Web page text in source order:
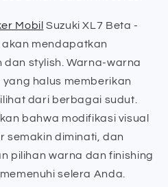
Mobil Suzuki XL7 Beta -
mendapatkan
stylish. Warna-warna
halus memberikan
dari berbagai sudut.
bahwa modifikasi visual
semakin diminati, dan
pilihan warna dan finishing
selera Anda.